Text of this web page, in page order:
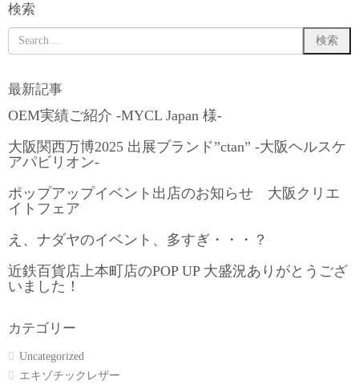
検索
最新記事
OEM実績ご紹介 -MYCL Japan 様-
大阪関西万博2025 出展ブランド”ctan” -大阪ヘルスケ
アパビリオン-
ポップアップイベント出店のお知らせ 大阪クリエ
イトフェア
え、ナダヤのイベント、多すぎ・・・？
近鉄百貨店上本町店のPOP UP 大盛況ありがとうござ
いました！
カテゴリー
Uncategorized
エキゾチックレザー